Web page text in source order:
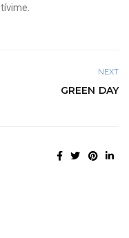
NEXT
GREEN DAY